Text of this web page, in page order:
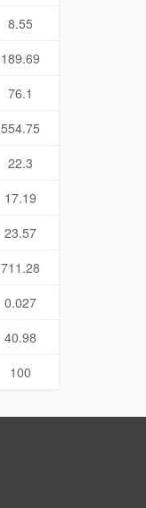
8.55
189.69
76.1
554.75
22.3
17.19
23.57
711.28
0.027
40.98
100